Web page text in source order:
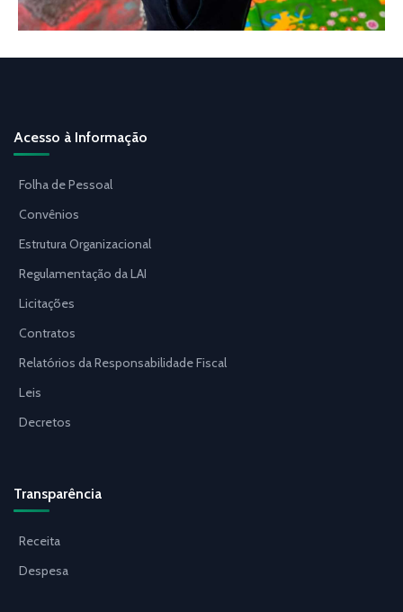
Acesso à Informação
Folha de Pessoal
Convênios
Estrutura Organizacional
Regulamentação da LAI
Licitações
Contratos
Relatórios da Responsabilidade Fiscal
Leis
Decretos
Transparência
Receita
Despesa